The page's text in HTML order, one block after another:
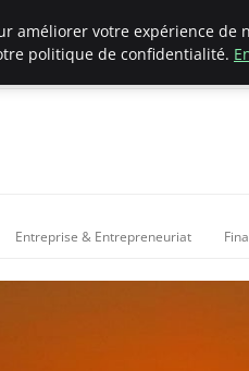
Entreprise & Entrepreneuriat
améliorer votre expérience de
politique de confidentialité.